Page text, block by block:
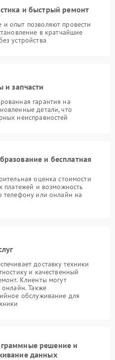
и быстрый ремонт
опыт позволяют провести
в кратчайшие
устройства
и запчасти
гарантия на
детали, что
неисправностей
и бесплатная
оценка стоимости
платежей и возможность
телефону или онлайн на
доставку техники
и качественный
Клиенты могут
онлайн. Также
обслуживание для
решение и
данных